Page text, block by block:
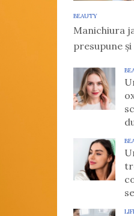
BEAUTY
Manichiura
presupune